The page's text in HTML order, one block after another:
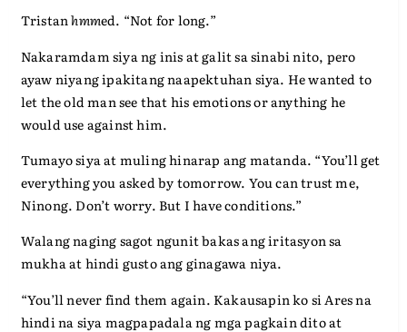
Tristanhmmed. “Not for long.”
Nakaramdam siya ng inis at galit sa sinabi nito, pero
ayaw niyang ipakitang naapektuhan siya. He wanted to
let the old man see that his emotions or anything he
would use against him.
Tumayo siya at muling hinarap ang matanda. “You’ll get
everything you asked by tomorrow. You can trust me,
Ninong. Don’t worry. But I have conditions.”
Walang naging sagot ngunit bakas ang iritasyon sa
mukha at hindi gusto ang ginagawa niya.
“You’ll never find them again. Kakausapin ko si Ares na
hindi na siya magpapadala ng mga pagkain dito at